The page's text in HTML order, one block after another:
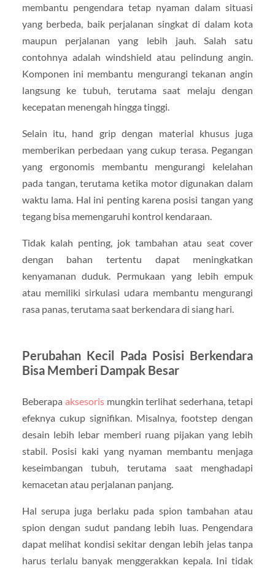
membantu pengendara tetap nyaman dalam situasi
yang berbeda, baik perjalanan singkat di dalam kota
maupun perjalanan yang lebih jauh. Salah satu
contohnya adalah windshield atau pelindung angin.
Komponen ini membantu mengurangi tekanan angin
langsung ke tubuh, terutama saat melaju dengan
kecepatan menengah hingga tinggi.
Selain itu, hand grip dengan material khusus juga
memberikan perbedaan yang cukup terasa. Pegangan
yang ergonomis membantu mengurangi kelelahan
pada tangan, terutama ketika motor digunakan dalam
waktu lama. Hal ini penting karena posisi tangan yang
tegang bisa memengaruhi kontrol kendaraan.
Tidak kalah penting, jok tambahan atau seat cover
dengan bahan tertentu dapat meningkatkan
kenyamanan duduk. Permukaan yang lebih empuk
atau memiliki sirkulasi udara membantu mengurangi
rasa panas, terutama saat berkendara di siang hari.
Perubahan Kecil Pada Posisi Berkendara
Bisa Memberi Dampak Besar
Beberapa aksesorismungkin terlihat sederhana, tetapi
efeknya cukup signifikan. Misalnya, footstep dengan
desain lebih lebar memberi ruang pijakan yang lebih
stabil. Posisi kaki yang nyaman membantu menjaga
keseimbangan tubuh, terutama saat menghadapi
kemacetan atau perjalanan panjang.
Hal serupa juga berlaku pada spion tambahan atau
spion dengan sudut pandang lebih luas. Pengendara
dapat melihat kondisi sekitar dengan lebih jelas tanpa
harus terlalu banyak menggerakkan kepala. Ini tidak